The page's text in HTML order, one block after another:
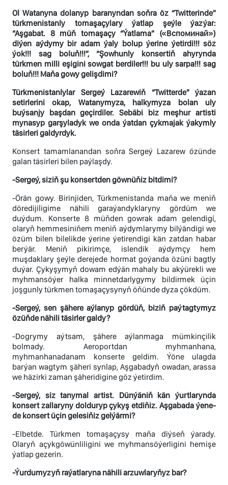
Ol Watanyna dolanyp baranyndan soňra öz “Twitterinde”
türkmenistanly tomaşaçylary ýatlap şeýle ýazýar:
“Aşgabat. 8 müň tomaşaçy “Ýatlama” («Вспоминай»)
diýen aýdymy bir adam ýaly bolup ýerine ýetirdi!!! söz
ýok!!! sag boluň!!!”, “Şowhunly konsertiň ahyrynda
türkmen milli eşigini sowgat berdiler!!! bu uly sarpa!!! sag
boluň!!! Maňa gowy gelişdimi?
Türkmenistanlylar Sergeý Lazarewiň “Twitterde” ýazan
setirlerini okap, Watanymyza, halkymyza bolan uly
buýsanjy başdan geçirdiler. Sebäbi biz meşhur artisti
mynasyp garşyladyk we onda ýatdan çykmajak ýakymly
täsirleri galdyrdyk.
Konsert tamamlanandan soňra Sergeý Lazarew özünde
galan täsirleri bilen paýlaşdy.
-Sergeý, siziň şu konsertden göwnüňiz bitdimi?
-Örän gowy. Birinjiden, Türkmenistanda maňa we meniň
döredijiligime nähili garaýandyklaryny gördüm we
duýdum. Konserte 8 müňden gowrak adam gelendigi,
olaryň hemmesiniňem meniň aýdymlarymy bilýändigi we
özüm bilen bilelikde ýerine ýetirendigi kän zatdan habar
berýär. Meniň pikirimçe, islendik aýdymçy hem
muşdaklary şeýle derejede hormat goýanda özüni bagtly
duýar. Çykyşymyň dowam edýän mahaly bu akýürekli we
myhmansöýer halka minnetdarlygymy bildirmek üçin
joşgunly türkmen tomaşaçysynyň öňünde dyza çökdüm.
-Sergeý, sen şähere aýlanyp gördüň, biziň paýtagtymyz
özüňde nähili täsirler galdy?
-Dogrymy aýtsam, şähere aýlanmaga mümkinçilik
bolmady. Aeroportdan myhmanhana,
myhmanhanadanam konserte geldim. Ýöne ulagda
barýan wagtym şäheri synlap, Aşgabadyň owadan, arassa
we häzirki zaman şäheridigine göz ýetirdim.
-Sergeý, siz tanymal artist. Dünýäniň kän ýurtlarynda
konsert zallaryny dolduryp çykyş etdiňiz. Aşgabada ýene-
de konsert üçin gelesiňiz gelýärmi?
-Elbetde. Türkmen tomaşaçysy maňa diýseň ýarady.
Olaryň açykgöwünliligini we myhmansöýerligini hemişe
ýatlap gezerin.
-Ýurdumyzyň raýatlaryna nähili arzuwlaryňyz bar?